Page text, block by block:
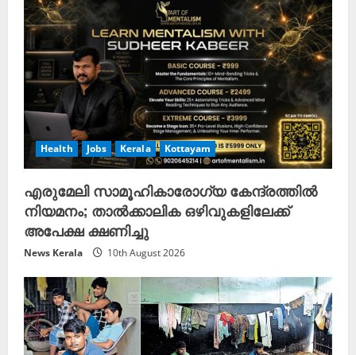
Health Jobs Kerala Kottayam
എരുമേലി സാമൂഹികാരോഗ്യ കേന്ദ്രത്തിൽ
നിയമനം; താൽക്കാലിക ഒഴിവുകളിലേക്ക്
അപേക്ഷ ക്ഷണിച്ചു
News Kerala 10th August 2026